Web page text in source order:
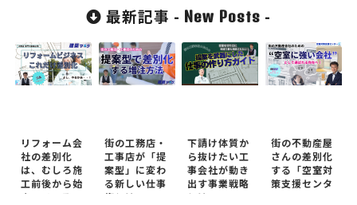
最新記事 - New Posts -
リフォーム会
社の差別化
は、むしろ施
工前後から始
まっている！
街の工務店・
工事店が「提
案型」に変わ
る新しい仕事
術とは
下請け体質か
ら抜けたい工
事会社が動き
出す事業戦略
とは
街の不動産屋
さんの差別化
する「空室対
策支援センタ